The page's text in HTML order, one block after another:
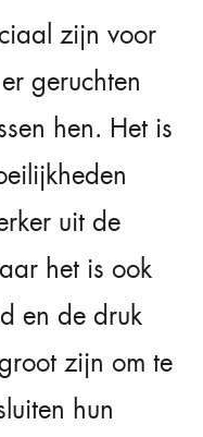
zijn voor
geruchten
hen. Het is
uit de
het is ook
en de druk
zijn om te
hun